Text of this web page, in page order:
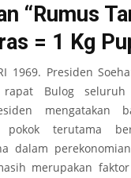
“Rumus
= 1 Kg
1969. Presiden
rapat Bulog seluruh
mengatakan
pokok terutama
dalam
merupakan